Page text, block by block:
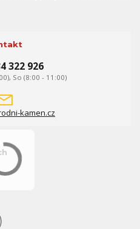
322 926
So (8:00 - 11:00)
kamen.cz